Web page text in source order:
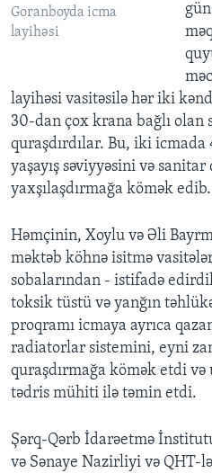
Goranboyda icma
layihəsi
layihəsi vasitəsilə hər iki
30-dan çox krana bağlı olan
quraşdırdılar. Bu, iki
yaşayış səviyyəsini və
yaxşılaşdırmağa kömək edib.
Həmçinin, Xoylu və Əli
məktəb köhnə isitmə
sobalarından - istifadə
toksik tüstü və yanğın
proqramı icmaya ayrıca
radiatorlar sistemini, eyni
quraşdırmağa kömək etdi və
tədris mühiti ilə təmin etdi.
Şərq-Qərb İdarəetmə
və Sənaye Nazirliyi və QHT-